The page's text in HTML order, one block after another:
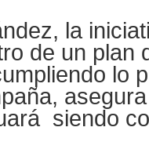
la
de un plan
lo
siendo